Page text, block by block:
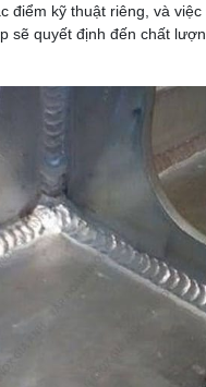
điểm kỹ thuật riêng, và việc
sẽ quyết định đến chất